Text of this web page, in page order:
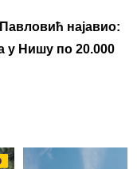
најавио:
у Нишу по 20.000